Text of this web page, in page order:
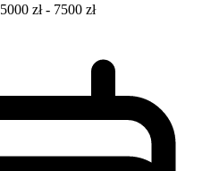
5000 zł - 7500 zł